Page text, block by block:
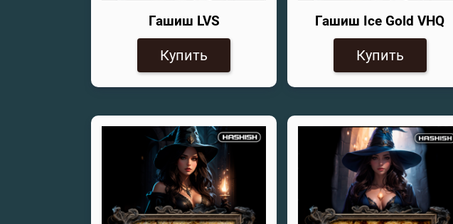
Гашиш LVS
Купить
Гашиш Ice Gold VHQ
Купить